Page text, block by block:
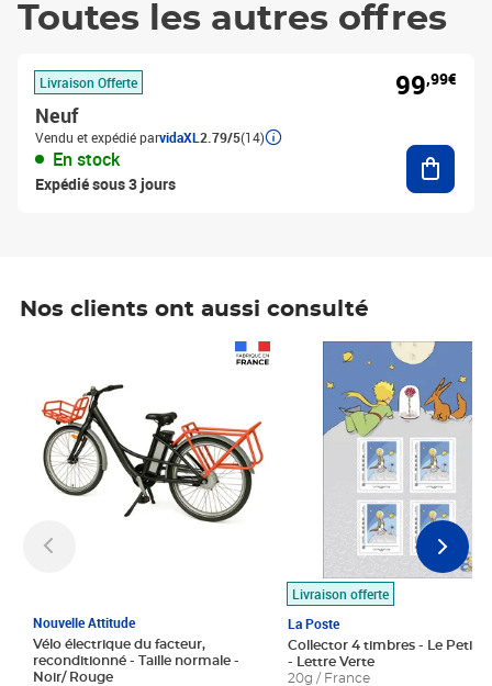
Toutes les autres offres
Livraison Offerte
Neuf
Vendu et expédié parvidaXL 2.79/5(14)
En stock
Expédié sous 3 jours
99,99€
Nos clients ont aussi consulté
Nouvelle Attitude
Vélo électrique du facteur,
reconditionné - Taille normale -
Noir/ Rouge
Livraison offerte
La Poste
Collector 4 timbres - Le Petit
- Lettre Verte
20g / France
Prix 7,50€